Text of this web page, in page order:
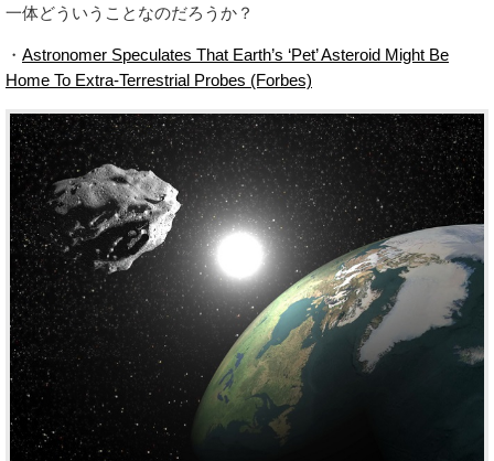
一体どういうことなのだろうか？
・ Astronomer Speculates That Earth’s ‘Pet’ Asteroid Might Be
Home To Extra-Terrestrial Probes (Forbes)